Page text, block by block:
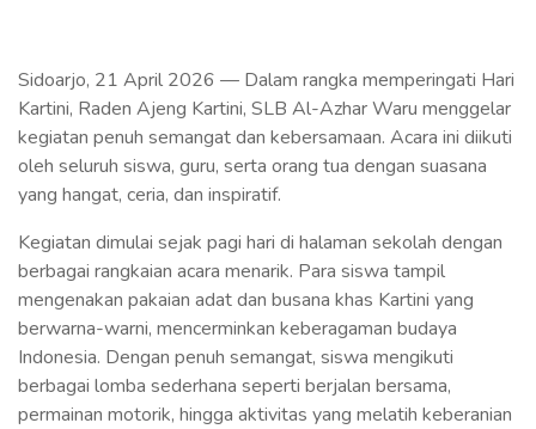
Sidoarjo, 21 April 2026 — Dalam rangka memperingati Hari
Kartini, Raden Ajeng Kartini, SLB Al-Azhar Waru menggelar
kegiatan penuh semangat dan kebersamaan. Acara ini diikuti
oleh seluruh siswa, guru, serta orang tua dengan suasana
yang hangat, ceria, dan inspiratif.
Kegiatan dimulai sejak pagi hari di halaman sekolah dengan
berbagai rangkaian acara menarik. Para siswa tampil
mengenakan pakaian adat dan busana khas Kartini yang
berwarna-warni, mencerminkan keberagaman budaya
Indonesia. Dengan penuh semangat, siswa mengikuti
berbagai lomba sederhana seperti berjalan bersama,
permainan motorik, hingga aktivitas yang melatih keberanian